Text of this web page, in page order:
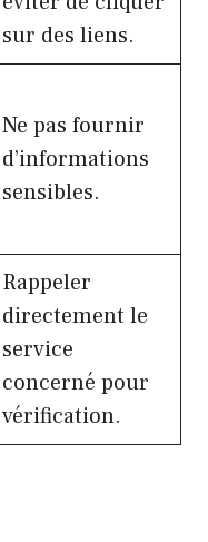
sur des liens.
Ne pas fournir
d’informations
sensibles.
Rappeler
directement le
service
concerné pour
vérification.